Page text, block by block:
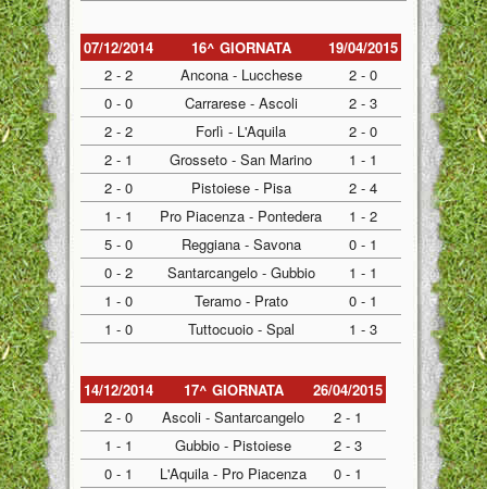
07/12/2014 16^ GIORNATA
19/04/2015
2 - 2
Ancona - Lucchese
2 - 0
0 - 0
Carrarese - Ascoli
2 - 3
2 - 2
Forlì - L'Aquila
2 - 0
2 - 1
Grosseto - San Marino
1 - 1
2 - 0
Pistoiese - Pisa
2 - 4
1 - 1
Pro Piacenza - Pontedera
1 - 2
5 - 0
Reggiana - Savona
0 - 1
0 - 2
Santarcangelo - Gubbio
1 - 1
1 - 0
Teramo - Prato
0 - 1
1 - 0
Tuttocuoio - Spal 1 - 3
14/12/2014 17^ GIORNATA
26/04/2015
2 - 0
Ascoli - Santarcangelo
2 - 1
1 - 1
Gubbio - Pistoiese
2 - 3
0 - 1
L'Aquila - Pro Piacenza
0 - 1